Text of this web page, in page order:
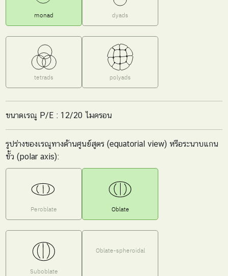
monad dyads
tetrads polyads
ขนาดเรณู P/E : 12/20 ไมครอน
รูปร่างของเรณูทางด้านศูนย์สูตร (equatorial view) หรือระนาบแกน
ขั้ว (polar axis):
Peroblate Oblate
Suboblate
Oblate-spheroidal